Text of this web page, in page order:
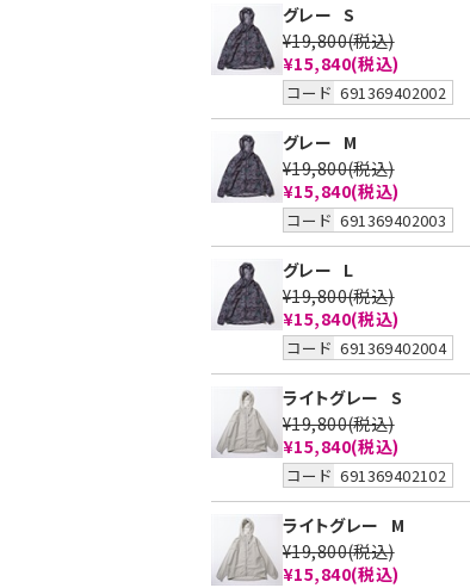
グレー S
¥19,800(税込)
¥15,840(税込)
コード 691369402002
グレー M
¥19,800(税込)
¥15,840(税込)
コード 691369402003
グレー L
¥19,800(税込)
¥15,840(税込)
コード 691369402004
ライトグレー S
¥19,800(税込)
¥15,840(税込)
コード 691369402102
ライトグレー
M
¥19,800(税込)
¥15,840(税込)